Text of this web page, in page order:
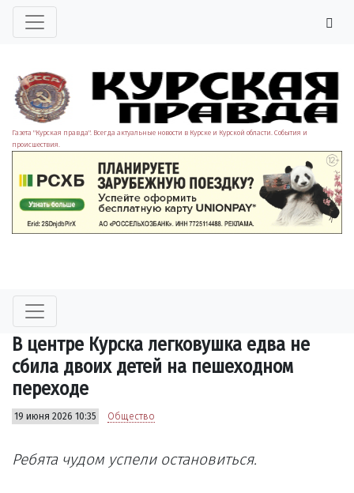
Газета "Курская правда". Всегда актуальные новости в Курске и Курской области. События и
происшествия.
В центре Курска легковушка едва не
сбила двоих детей на пешеходном
переходе
19 июня 2026 10:35 Общество
Ребята чудом успели остановиться.